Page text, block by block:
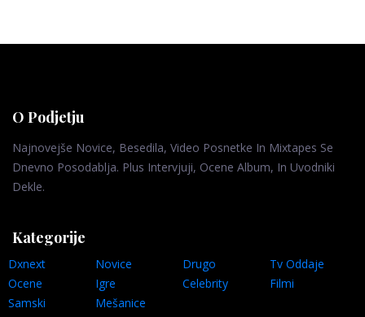
O Podjetju
Najnovejše Novice, Besedila, Video Posnetke In Mixtapes Se
Dnevno Posodablja. Plus Intervjuji, Ocene Album, In Uvodniki
Dekle.
Kategorije
Dxnext Novice Drugo
Tv Oddaje
Ocene
Igre Celebrity
Filmi
Samski
Mešanice